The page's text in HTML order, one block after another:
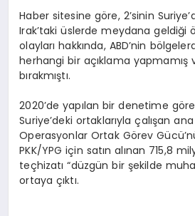
Haber sitesine göre, 2’sinin
Irak’taki üslerde meydana geldiği
olayları hakkında, ABD’nin
herhangi bir açıklama yapmamış
bırakmıştı.
2020’de yapılan bir denetime göre
Suriye’deki ortaklarıyla çalışan
Operasyonlar Ortak Görev
PKK/YPG için satın alınan 715,8
teçhizatı “düzgün bir şekilde
ortaya çıktı.